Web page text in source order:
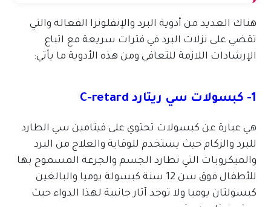
هناك العديد من أدوية البرد والإنفلونزا الفعالة والتي
تقضي على نزلات البرد في فترات سريعة مع اتباع
الإرشادات اللازمة للتعافي ومن هذه الأدوية ما يأتي:
1- كبسولات سي ريتارد C-retard
هي عبارة عن كبسولات تحتوي على فيتامين سي الطارد
للبرد والزكام حيث يستخدم للوقاية والعلاج من البرد
والميكروبات التي تطارد الجسم والجرعة المسموح بها
للأطفال فوق سن 12 سنة كبسولة يوميا والبالغين
كبسولتان يوميا ولا توجد آثار جانبية لهذا الدواء حيث